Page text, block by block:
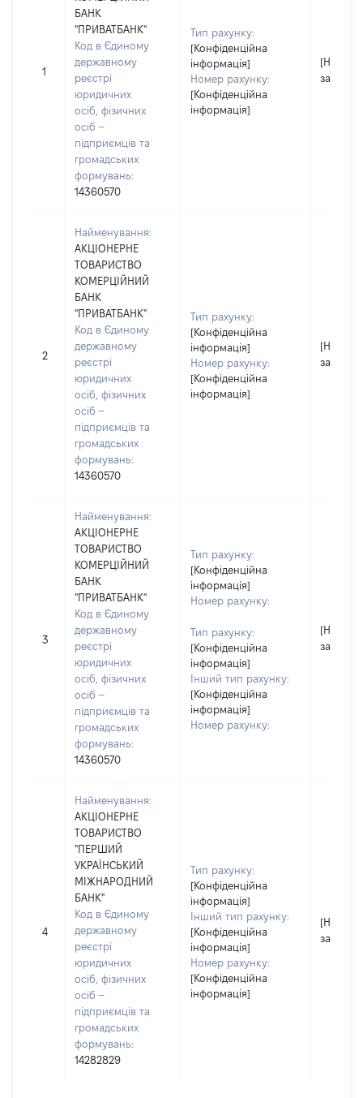
1
БАНК
"ПРИВАТБАНК"
Код в Єдиному
державному
реєстрі
юридичних
осіб, фізичних
осіб –
підприємців та
громадських
формувань:
14360570
Тип рахунку:
[Конфіденційна
інформація]
Номер рахунку:
[Конфіденційна
інформація]
[Не
2
Найменування:
АКЦІОНЕРНЕ
ТОВАРИСТВО
КОМЕРЦІЙНИЙ
БАНК
"ПРИВАТБАНК"
Код в Єдиному
державному
реєстрі
юридичних
осіб, фізичних
осіб –
підприємців та
громадських
формувань:
14360570
Тип рахунку:
[Конфіденційна
інформація]
Номер рахунку:
[Конфіденційна
інформація]
[Не
3
Найменування:
АКЦІОНЕРНЕ
ТОВАРИСТВО
КОМЕРЦІЙНИЙ
БАНК
"ПРИВАТБАНК"
Код в Єдиному
державному
реєстрі
юридичних
осіб, фізичних
осіб –
підприємців та
громадських
формувань:
14360570
Тип рахунку:
[Конфіденційна
інформація]
Номер рахунку:
Тип рахунку:
[Конфіденційна
інформація]
Інший тип рахунку:
[Конфіденційна
інформація]
Номер рахунку:
[Не
4
Найменування:
АКЦІОНЕРНЕ
ТОВАРИСТВО
"ПЕРШИЙ
УКРАЇНСЬКИЙ
МІЖНАРОДНИЙ
БАНК"
Код в Єдиному
державному
реєстрі
юридичних
осіб, фізичних
осіб –
підприємців та
громадських
формувань:
14282829
Тип рахунку:
[Конфіденційна
інформація]
Інший тип рахунку:
[Конфіденційна
інформація]
Номер рахунку:
[Конфіденційна
інформація]
[Не